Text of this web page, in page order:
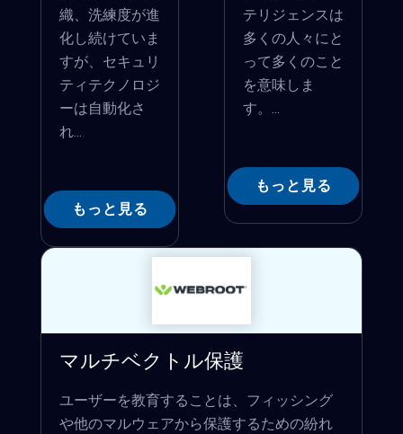
織、洗練度が進
化し続けていま
すが、セキュリ
ティテクノロジ
ーは自動化さ
れ...
もっと見る
テリジェンスは
多くの人々にと
って多くのこと
を意味しま
す。...
もっと見る
マルチベクトル保護
ユーザーを教育することは、フィッシング
や他のマルウェアから保護するための紛れ